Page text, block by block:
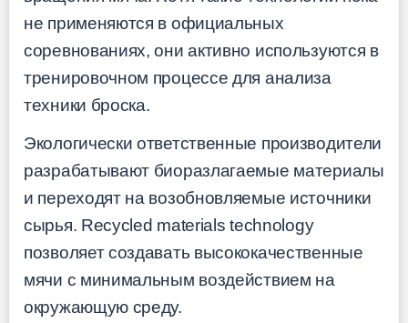
не применяются в официальных
соревнованиях, они активно используются в
тренировочном процессе для анализа
техники броска.
Экологически ответственные производители
разрабатывают биоразлагаемые материалы
и переходят на возобновляемые источники
сырья. Recycled materials technology
позволяет создавать высококачественные
мячи с минимальным воздействием на
окружающую среду.